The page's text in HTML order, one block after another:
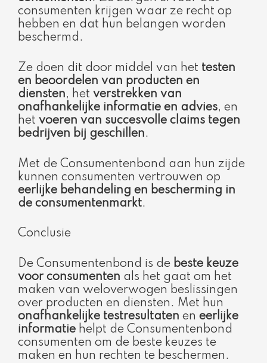
consumenten krijgen waar ze recht op
hebben en dat hun belangen worden
beschermd.
Ze doen dit door middel van het testen
en beoordelen van producten en
diensten, het verstrekken van
onafhankelijke informatie en advies, en
het voeren van succesvolle claims tegen
bedrijven bij geschillen.
Met de Consumentenbond aan hun zijde
kunnen consumenten vertrouwen op
eerlijke behandeling en bescherming in
de consumentenmarkt.
Conclusie
De Consumentenbond is de beste keuze
voor consumenten als het gaat om het
maken van weloverwogen beslissingen
over producten en diensten. Met hun
onafhankelijke testresultaten en eerlijke
informatie helpt de Consumentenbond
consumenten om de beste keuzes te
maken en hun rechten te beschermen.